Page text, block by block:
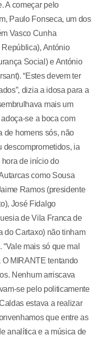
A começar pelo
Paulo Fonseca, um dos
Vasco Cunha
António
Social) e António
“Estes devem ter
dizia a idosa para a
mais um
se a boca com
de homens sós, não
descomprometidos, ia
de início do
como Sousa
Ramos (presidente
José Fidalgo
de Vila Franca de
do Cartaxo) não tinham
mais só que mal
O MIRANTE tentando
Nenhum arriscava
se pelo politicamente
estava a realizar
que entre as
analítica e a música de